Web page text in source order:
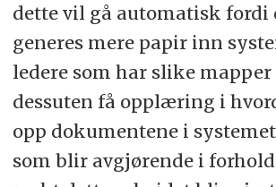
dette vil gå automatisk fordi
generes mere papir inn
ledere som har slike
dessuten få opplæring i
opp dokumentene i
som blir avgjørende i